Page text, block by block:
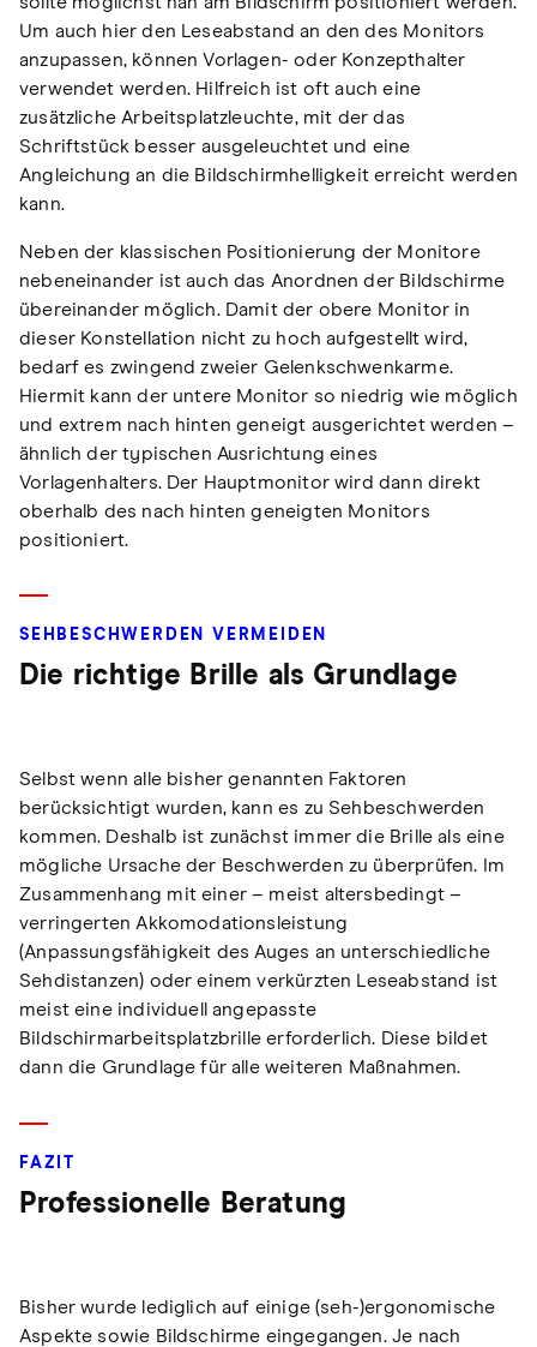
Um auch hier den Leseabstand an den des Monitors
anzupassen, können Vorlagen- oder Konzepthalter
verwendet werden. Hilfreich ist oft auch eine
zusätzliche Arbeitsplatzleuchte, mit der das
Schriftstück besser ausgeleuchtet und eine
Angleichung an die Bildschirmhelligkeit erreicht werden
kann.
Neben der klassischen Positionierung der Monitore
nebeneinander ist auch das Anordnen der Bildschirme
übereinander möglich. Damit der obere Monitor in
dieser Konstellation nicht zu hoch aufgestellt wird,
bedarf es zwingend zweier Gelenkschwenkarme.
Hiermit kann der untere Monitor so niedrig wie möglich
und extrem nach hinten geneigt ausgerichtet werden –
ähnlich der typischen Ausrichtung eines
Vorlagenhalters. Der Hauptmonitor wird dann direkt
oberhalb des nach hinten geneigten Monitors
positioniert.
SEHBESCHWERDEN VERMEIDEN
Die richtige Brille als Grundlage
Selbst wenn alle bisher genannten Faktoren
berücksichtigt wurden, kann es zu Sehbeschwerden
kommen. Deshalb ist zunächst immer die Brille als eine
mögliche Ursache der Beschwerden zu überprüfen. Im
Zusammenhang mit einer – meist altersbedingt –
verringerten Akkomodationsleistung
(Anpassungsfähigkeit des Auges an unterschiedliche
Sehdistanzen) oder einem verkürzten Leseabstand ist
meist eine individuell angepasste
Bildschirmarbeitsplatzbrille erforderlich. Diese bildet
dann die Grundlage für alle weiteren Maßnahmen.
FAZIT
Professionelle Beratung
Bisher wurde lediglich auf einige (seh-)ergonomische
Aspekte sowie Bildschirme eingegangen. Je nach